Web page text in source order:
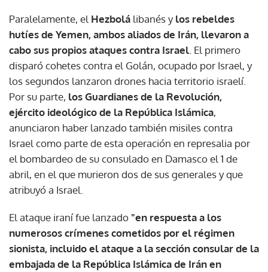
Paralelamente, el Hezbolá libanés ylos rebeldes
hutíes de Yemen, ambos aliados de Irán, llevaron a
cabo sus propios ataques contra Israel . El primero
disparó cohetes contra el Golán, ocupado por Israel, y
los segundos lanzaron drones hacia territorio israelí.
Por su parte, los Guardianes de la Revolución,
ejército ideológico de la República Islámica,
anunciaron haber lanzado también misiles contra
Israel como parte de esta operación en represalia por
el bombardeo de su consulado en Damasco el 1 de
abril, en el que murieron dos de sus generales y que
atribuyó a Israel.
El ataque iraní fue lanzado "en respuesta a los
numerosos crímenes cometidos por el régimen
sionista, incluido el ataque a la sección consular de la
embajada de la República Islámica de Irán en